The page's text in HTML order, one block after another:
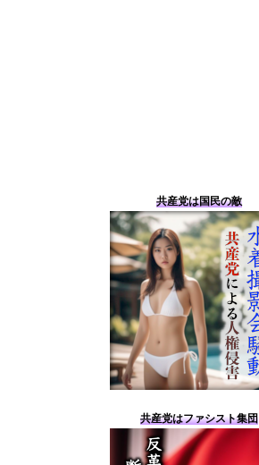
共産党は国民の敵
共産党はファシスト集団